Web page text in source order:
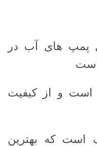
پمپ های آب در
است و از کیفیت
است که بهترین